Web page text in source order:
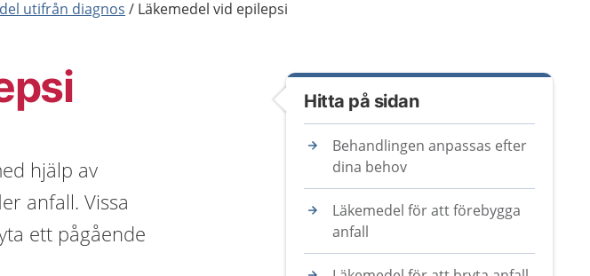
utifrån diagnos Läkemedel vid epilepsi
hjälp av
anfall. Vissa
ett pågående
Hitta på sidan
Behandlingen anpassas efter
dina behov
Läkemedel för att förebygga
anfall